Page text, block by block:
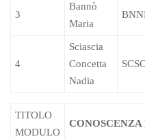
3
Bannò
Maria
4
Sciascia
Concetta
Nadia
TITOLO
MODULO